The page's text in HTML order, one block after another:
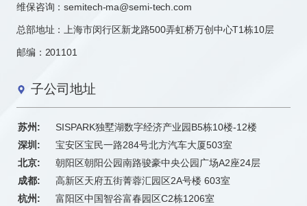
维保咨询：semitech-ma@semi-tech.com
总部地址：上海市闵行区新龙路500弄虹桥万创中心T1栋10层
邮编：201101
子公司地址
苏州:
SISPARK独墅湖数字经济产业园B5栋10楼-12楼
深圳:
宝安区宝民一路284号北方汽车大厦503室
北京:
朝阳区朝阳公园南路骏豪中央公园广场A2座24层
成都:
高新区天府五街菁蓉汇园区2A号楼 603室
杭州:
富阳区中国智谷富春园区C2栋1206室